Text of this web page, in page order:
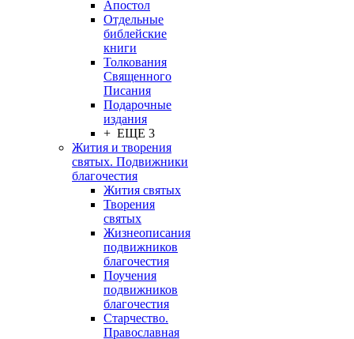
Апостол
Отдельные
библейские
книги
Толкования
Священного
Писания
Подарочные
издания
+ ЕЩЕ 3
Жития и творения
святых. Подвижники
благочестия
Жития святых
Творения
святых
Жизнеописания
подвижников
благочестия
Поучения
подвижников
благочестия
Старчество.
Православная